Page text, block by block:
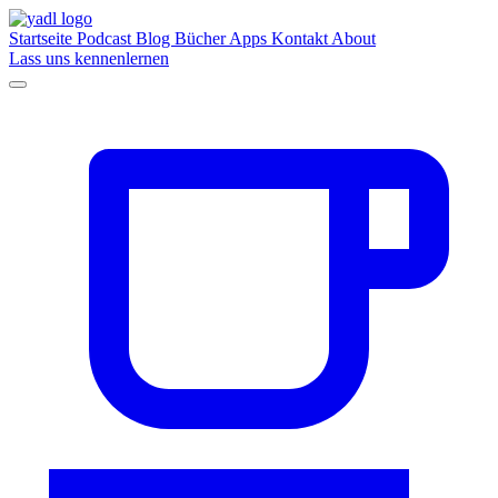
Startseite Podcast Blog BücherApps Kontakt About
Lass uns kennenlernen